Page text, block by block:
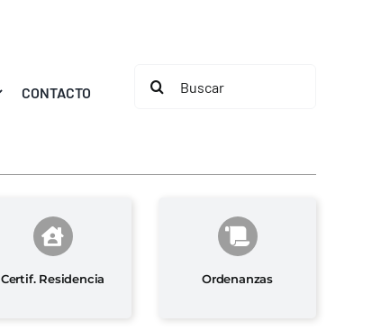
CONTACTO
Buscar:
Certif. Residencia Ordenanzas